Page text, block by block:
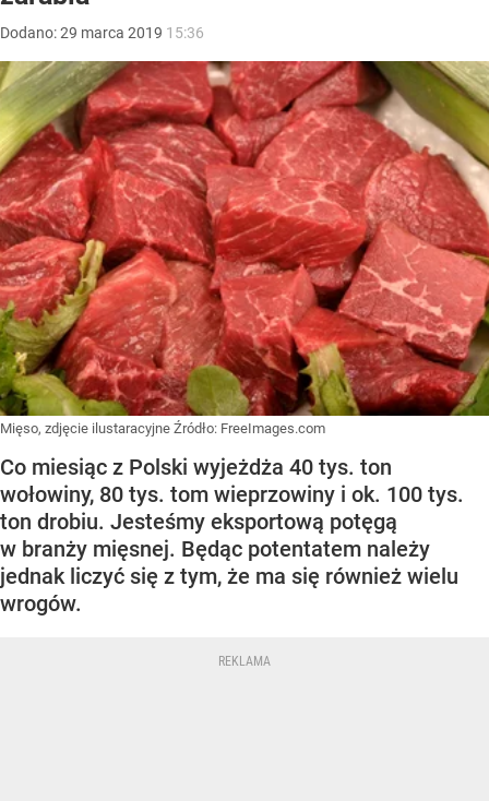
Dodano:29 marca 2019 15:36
Mięso, zdjęcie ilustaracyjne Źródło: FreeImages.com
Co miesiąc z Polski wyjeżdża 40 tys. ton
wołowiny, 80 tys. tom wieprzowiny i ok. 100 tys.
ton drobiu. Jesteśmy eksportową potęgą
w branży mięsnej. Będąc potentatem należy
jednak liczyć się z tym, że ma się również wielu
wrogów.